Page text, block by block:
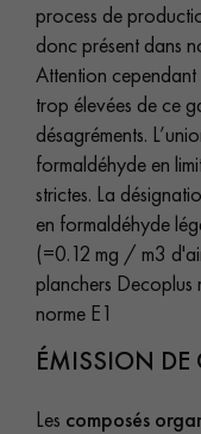
Nos
VOUS
Nos experts sont à
pas dans le
process de
donc présent dans
Attention
trop élevées de ce
désagréments.
formaldéhyde en
strictes. La
en formaldéhyde
(=0.12 mg / m3
planchers Decoplus
norme E1
ÉMISSION DE
Les composés